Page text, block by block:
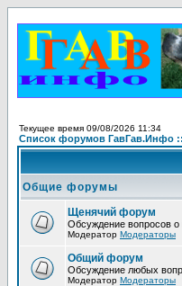
Текущее время 09/08/2026 11:34
Список форумов ГавГав.Инфо
Общие форумы
Щенячий форум
Обсуждение вопросов
Модератор Модераторы
Общий форум
Обсуждение любых
Модератор Модераторы